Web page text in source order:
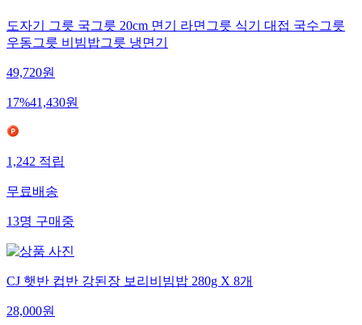
도자기 그릇 국그릇 20cm 면기 라면그릇 식기 대접 국수그릇
우동그릇 비빔밥그릇 냉면기
49,720원
17%41,430원
1,242적립
무료배송
13명구매중
CJ 햇반 컵반 강된장 보리비빔밥 280g X 8개
28,000원